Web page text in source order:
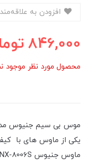
846,000
محصول مورد نظر موجود
یکی از ماوس های با